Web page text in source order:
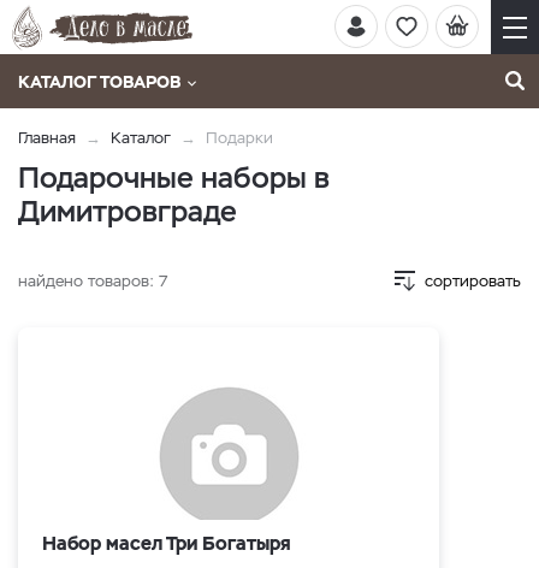
КАТАЛОГ ТОВАРОВ
Главная Каталог Подарки
Подарочные наборы в
Димитровграде
найдено товаров: 7 сортировать
Набор масел Три Богатыря